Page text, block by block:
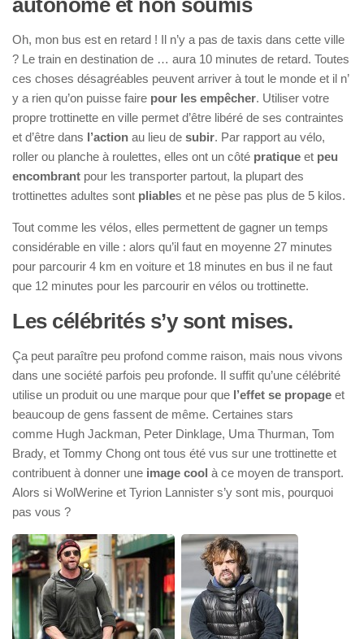
Oh, mon bus est en retard ! Il n’y a pas de taxis dans cette ville
? Le train en destination de … aura 10 minutes de retard. Toutes
ces choses désagréables peuvent arriver à tout le monde et il n’
y a rien qu’on puisse faire pour les empêcher. Utiliser votre
propre trottinette en ville permet d’être libéré de ses contraintes
et d’être dans l’action au lieu de subir. Par rapport au vélo,
roller ou planche à roulettes, elles ont un côté pratique et peu
encombrant pour les transporter partout, la plupart des
trottinettes adultes sont pliables et ne pèse pas plus de 5 kilos.
Tout comme les vélos, elles permettent de gagner un temps
considérable en ville : alors qu’il faut en moyenne 27 minutes
pour parcourir 4 km en voiture et 18 minutes en bus il ne faut
que 12 minutes pour les parcourir en vélos ou trottinette.
Les célébrités s’y sont mises.
Ça peut paraître peu profond comme raison, mais nous vivons
dans une société parfois peu profonde. Il suffit qu’une célébrité
utilise un produit ou une marque pour que l’effet se propage et
beaucoup de gens fassent de même. Certaines stars
comme Hugh Jackman, Peter Dinklage, Uma Thurman, Tom
Brady, et Tommy Chong ont tous été vus sur une trottinette et
contribuent à donner une image cool à ce moyen de transport.
Alors si WolWerine et Tyrion Lannister s’y sont mis, pourquoi
pas vous ?